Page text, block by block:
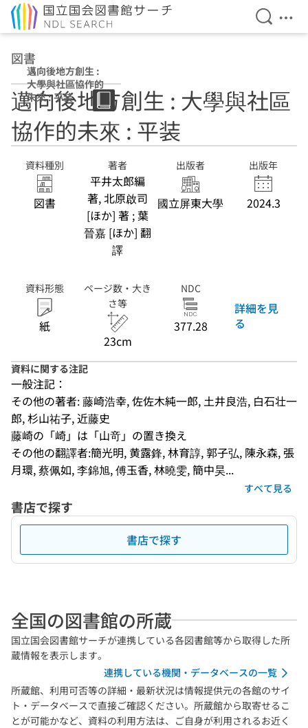
検索を
メ
図書
邁向後地方創生 :
大學與社區協作的
未來 : 平装
邁向後地方創生 : 大學與社區
協作的未來 : 平装
資料種別
図書
著者
平井太郎編
著, 北原啟司
[ほか] 著 ; 葉
晉嘉 [ほか] 翻
譯
出版者
國立屏東大學
出版年
2024.3
資料形態
紙
ページ数・大き
さ等
23cm
NDC
377.28
詳細を見
る
資料に関する注記
一般注記：
その他の著者: 藤崎浩幸, 佐佐木純一郎, 土井良浩, 白石壮一
郎, 杉山祐子, 近藤史
藤崎の「崎」は「山竒」の置き換え
その他の翻譯者:簡光明, 黄露鋒, 林育諄, 郭子弘, 陳永森, 張
月環, 蔡佩如, 李錦旭, 傅玉香, 林曉雯, 簡中昊...
すべて見る
書店で探す
書店で探す
全国の図書館の所蔵
国立国会図書館サーチが連携している各図書館等から取得した所
蔵情報を表示します。
連携している機関・データベースの一覧
所蔵館、利用可否等の詳細・最新状況は情報提供元の各館のサイ
ト・データベースで直接ご確認ください。所蔵館から取寄せるこ
とが可能かなど、資料の利用方法は、ご自身が利用されるお近く